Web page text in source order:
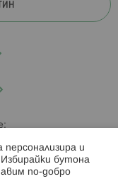
персонализира и
бутона
по-добро